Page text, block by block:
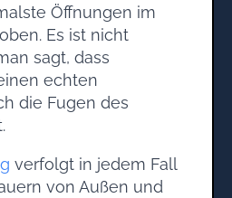
Öffnungen im
Es ist nicht
sagt, dass
echten
die Fugen des
verfolgt in jedem Fall
von Außen und